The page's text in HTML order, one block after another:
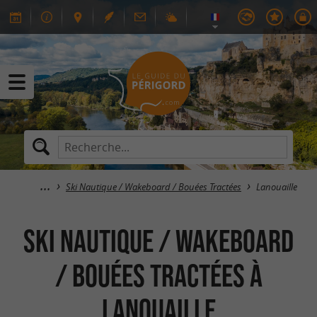
Ski Nautique / Wakeboard / Bouées Tractées Lanouaille
Ski Nautique / Wakeboard
/ Bouées Tractées à
Lanouaille